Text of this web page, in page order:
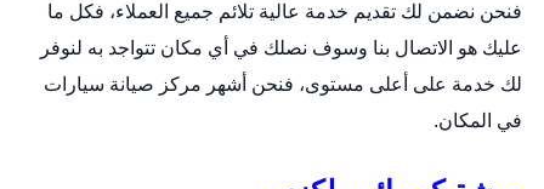
فنحن نضمن لك تقديم خدمة عالية تلائم جميع العملاء، فكل ما
عليك هو الاتصال بنا وسوف نصلك في أي مكان تتواجد به لنوفر
لك خدمة على أعلى مستوى، فنحن أشهر مركز صيانة سيارات
في المكان.